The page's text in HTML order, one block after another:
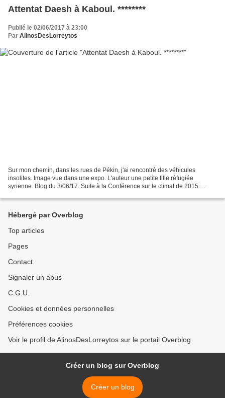
Attentat Daesh à Kaboul. ********
Publié le 02/06/2017 à 23:00
Par AlinosDesLorreytos
Sur mon chemin, dans les rues de Pékin, j'ai rencontré des véhicules
insolites. Image vue dans une expo. L'auteur une petite fille réfugiée
syrienne. Blog du 3/06/17. Suite à la Conférence sur le climat de 2015.
Hébergé par Overblog
Top articles
Pages
Contact
Signaler un abus
C.G.U.
Cookies et données personnelles
Préférences cookies
Voir le profil de AlinosDesLorreytos sur le portail Overblog
Créer un blog sur Overblog
Créer un blog